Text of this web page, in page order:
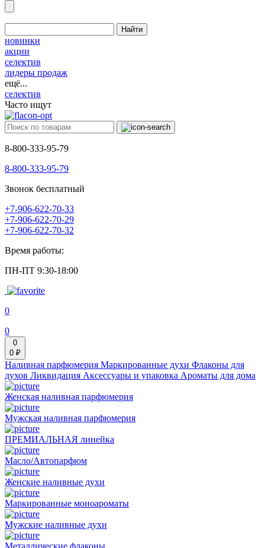
Найти
новинки
акции
селектив
лидеры продаж
ещё...
селектив
Часто ищут
8-800-333-95-79
8-800-333-95-79
Звонок бесплатный
+7-906-622-70-33
+7-906-622-70-29
+7-906-622-70-32
Время работы:
ПН-ПТ 9:30-18:00
0
0
0
0 ₽
Наливная парфюмерия Маркированные духи Флаконы для
духов Ликвидация Аксессуары и упаковка Ароматы для дома
Женская наливная парфюмерия
Мужская наливная парфюмерия
ПРЕМИАЛЬНАЯ линейка
Масло/Автопарфюм
Женские наливные духи
Маркированные моноароматы
Мужские наливные духи
Металлические флаконы